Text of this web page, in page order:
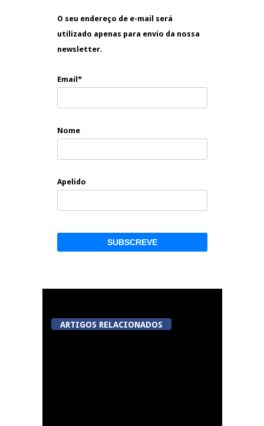
O seu endereço de e-mail será
utilizado apenas para envio da nossa
newsletter.
Email*
Nome
Apelido
ARTIGOS RELACIONADOS